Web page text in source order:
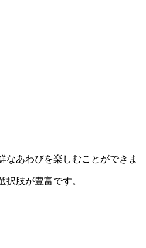
なあわびを楽しむことができま
肢が豊富です。